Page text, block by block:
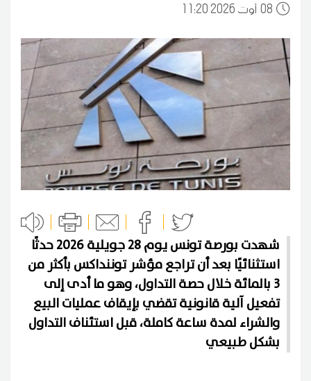
0811:20 2026 أوت
شهدت بورصة تونس يوم 28 جويلية 2026 حدثًا
استثنائيًا بعد أن تراجع مؤشر توننداكس بأكثر من
3 بالمائة خلال حصة التداول، وهو ما أدى إلى
تفعيل آلية قانونية تقضي بإيقاف عمليات البيع
والشراء لمدة ساعة كاملة، قبل استئناف التداول
بشكل طبيعي